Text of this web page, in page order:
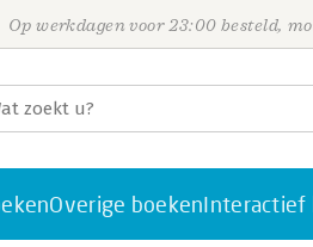
Op werkdagen voor 23:00 besteld,
Overige boekenInteractief